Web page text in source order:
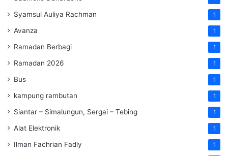
Syamsul Auliya Rachman 1
Avanza 1
Ramadan Berbagi 1
Ramadan 2026 1
Bus 1
kampung rambutan 1
Siantar – Simalungun, Sergai – Tebing 1
Alat Elektronik 1
Ilman Fachrian Fadly 1